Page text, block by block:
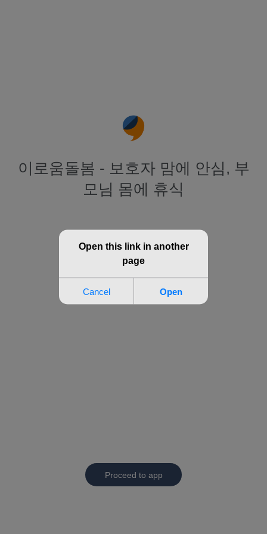
이로움돌봄 - 보호자 맘에 안심, 부
모님 몸에 휴식
Proceed to app